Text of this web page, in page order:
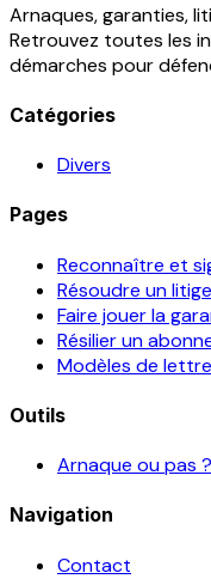
Arnaques, garanties,
Retrouvez toutes les
démarches pour
Catégories
Divers
Pages
Reconnaître et
Résoudre un
Faire jouer la
Résilier un
Modèles de
Outils
Arnaque ou pas ?
Navigation
Contact